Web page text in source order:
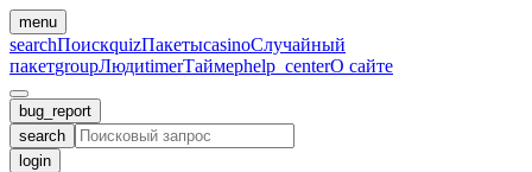
menu
searchПоискquizПакетыcasinoСлучайный
пакетgroupЛюдиtimerТаймерhelp_centerО сайте
bug_report
search
login